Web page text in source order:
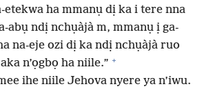
etekwa ha mmanụ dị ka i tere nna
abụ ndị nchụàjà m, mmanụ ị ga-
na-eje ozi dị ka ndị nchụàjà ruo
n’ọgbọ ha niile.” +
ihe niile Jehova nyere ya n’iwu.